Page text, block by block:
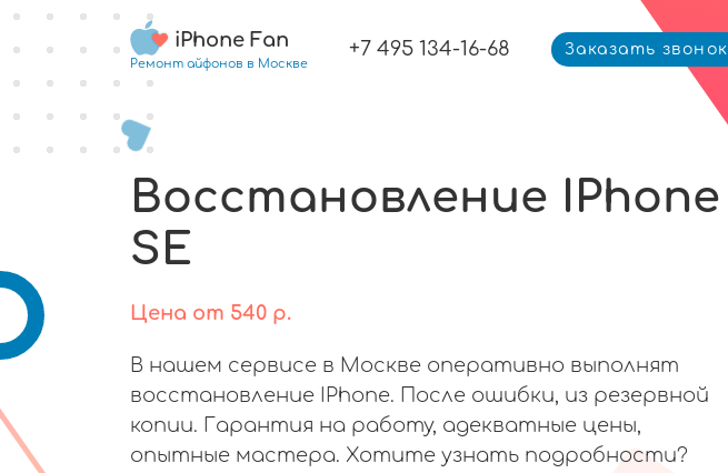
iPhone Fan
Ремонт айфонов в Москве
+7 495 134-16-68 Заказать звонок
Восстановление IPhone
SE
Цена от 540 р.
В нашем сервисе в Москве оперативно выполнят
восстановление IPhone. После ошибки, из резервной
копии. Гарантия на работу, адекватные цены,
опытные мастера. Хотите узнать подробности?